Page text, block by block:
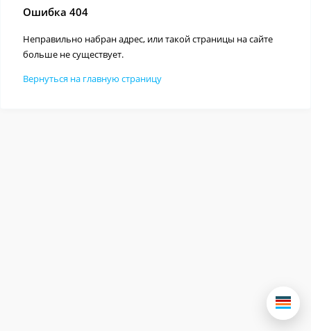
Ошибка 404
Неправильно набран адрес, или такой страницы на сайте
больше не существует.
Вернуться на главную страницу